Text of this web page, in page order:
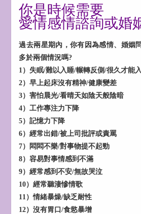
你是時候需要
愛情感情諮詢或婚
過去兩星期內，你有因為感情、婚姻
多於兩個情況嗎?
1）失眠/難以入睡/輾轉反側/很久才能
2）早上起床沒有精神/健康變差
3）害怕晨光/看晴天如陰天般陰暗
4）工作專注力下降
5）記憶力下降
6）經常出錯/被上司批評或責罵
7）悶悶不樂/對事物提不起勁
8）容易對事情感到不滿
9）經常感到不安/無故哭泣
10）經常聽淒慘情歌
11）情緒暴燥/缺乏耐性
12）沒有胃口/食慾暴增